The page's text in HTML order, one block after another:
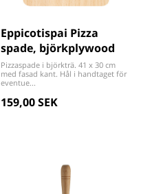
Eppicotispai Pizza
spade, björkplywood
Pizzaspade i björkträ. 41 x 30 cm
med fasad kant. Hål i handtaget för
eventue...
159,00 SEK